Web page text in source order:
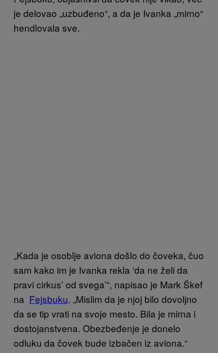
je delovao „uzbuđeno“, a da je Ivanka „mirno“
hendlovala sve.
„Kada je osoblje aviona došlo do čoveka, čuo
sam kako im je Ivanka rekla ‘da ne želi da
pravi cirkus’ od svega’“, napisao je Mark Škef
na Fejsbuku. „Mislim da je njoj bilo dovoljno
da se tip vrati na svoje mesto. Bila je mirna i
dostojanstvena. Obezbeđenje je donelo
odluku da čovek bude izbačen iz aviona.“